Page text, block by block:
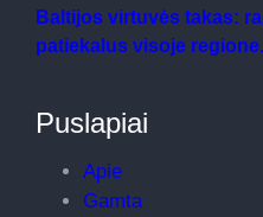
Baltijos virtuvės takas:
patiekalus visoje regione.
Puslapiai
Apie
Gamta